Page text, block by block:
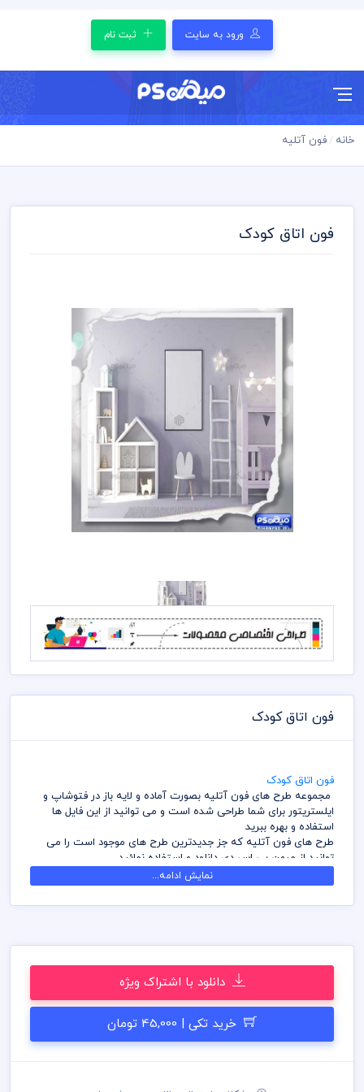
ورود به سایت ثبت نام
خانه فون آتلیه
دانلود با اشتراک ویژه
خرید تکی | 45,000 تومان
فون اتاق کودک
فون اتاق کودک
فون اتاق کودک
مجموعه طرح های فون آتلیه بصورت آماده و لایه باز در فتوشاپ و
ایلستریتور برای شما طراحی شده است و می توانید از این فایل ها
استفاده و بهره ببرید
طرح های فون آتلیه که جز جدیدترین طرح های موجود است را می
توانید از میهن پی اس دی دانلود و استفاده نمائید
آرشیو طرح های فون آتلیه میهن پی اس دی شامل طرح های فون
کودک و بک گراند و وکتور همراه با رنگ و ظاهر متفاوت می باشد
شما می توانید با تهیه بسته های اشتراک ویژه در وقت و هزینه خود
بدون محدودیت در فتوشاپ و یا ایلستریتور بصورت کامل و یا در هر
ابعادی بدون افت کیفیت بزرگ نمایی کنید
قبل از دانلود از کلیه های طرح های لایه باز سایت میهن پی اس دی
رعایت کلیه موارد و قانون الزامی است
مسئولیت ناشی از عدم بررسی فایل ها اعم از رنگ، ابعاد و موارد دیگر
به عهده خریدار می باشد
نمایش ادامه...